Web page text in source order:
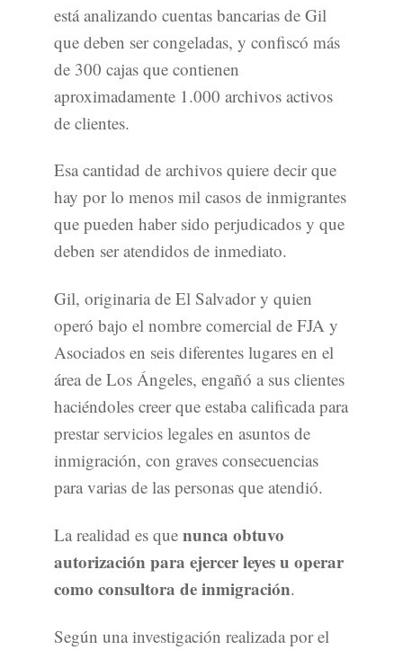
está analizando cuentas bancarias de Gil
que deben ser congeladas, y confiscó más
de 300 cajas que contienen
aproximadamente 1.000 archivos activos
de clientes.
Esa cantidad de archivos quiere decir que
hay por lo menos mil casos de inmigrantes
que pueden haber sido perjudicados y que
deben ser atendidos de inmediato.
Gil, originaria de El Salvador y quien
operó bajo el nombre comercial de FJA y
Asociados en seis diferentes lugares en el
área de Los Ángeles, engañó a sus clientes
haciéndoles creer que estaba calificada para
prestar servicios legales en asuntos de
inmigración, con graves consecuencias
para varias de las personas que atendió.
La realidad es que nunca obtuvo
autorización para ejercer leyes u operar
como consultora de inmigración.
Según una investigación realizada por el